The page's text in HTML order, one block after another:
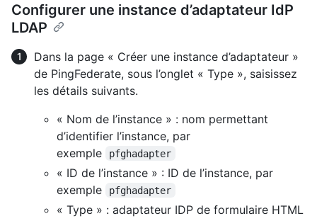
Configurer une instance d’adaptateur IdP
LDAP
Dans la page « Créer une instance d’adaptateur »
de PingFederate, sous l’onglet « Type », saisissez
les détails suivants.
« Nom de l’instance » : nom permettant
d’identifier l’instance, par
exemple
pfghadapter
« ID de l’instance » : ID de l’instance, par
exemple
pfghadapter
« Type » : adaptateur IDP de formulaire HTML